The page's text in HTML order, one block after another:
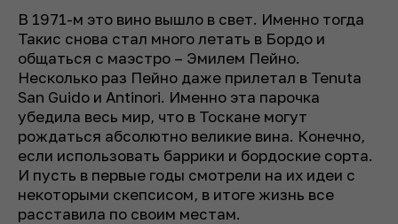
В 1971-м это вино вышло в свет. Именно тогда
Такис снова стал много летать в Бордо и
общаться с маэстро – Эмилем Пейно.
Несколько раз Пейно даже прилетал в Tenuta
San Guido и Antinori. Именно эта парочка
убедила весь мир, что в Тоскане могут
рождаться абсолютно великие вина. Конечно,
если использовать баррики и бордоские сорта.
И пусть в первые годы смотрели на их идеи с
некоторыми скепсисом, в итоге жизнь все
расставила по своим местам.